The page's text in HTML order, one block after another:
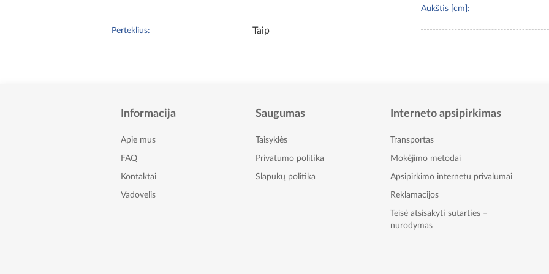
Perteklius: Taip
Aukštis [cm]:
Informacija
Apie mus
FAQ
Kontaktai
Vadovelis
Saugumas
Taisyklės
Privatumo politika
Slapukų politika
Interneto apsipirkimas
Transportas
Mokėjimo metodai
Apsipirkimo internetu privalumai
Reklamacijos
Teisė atsisakyti sutarties –
nurodymas